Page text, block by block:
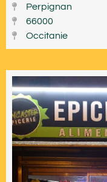
Perpignan
66000
Occitanie